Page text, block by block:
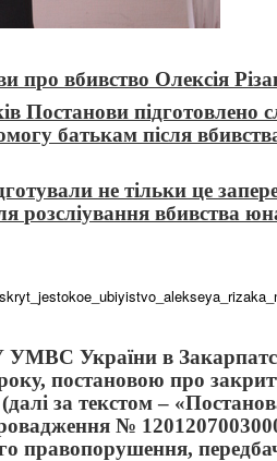
про вбивство Олексія
Постанови підготовлено
батькам після
не тільки це
розсліування вбивства
України в
постановою про
за текстом –
№
правопорушення,